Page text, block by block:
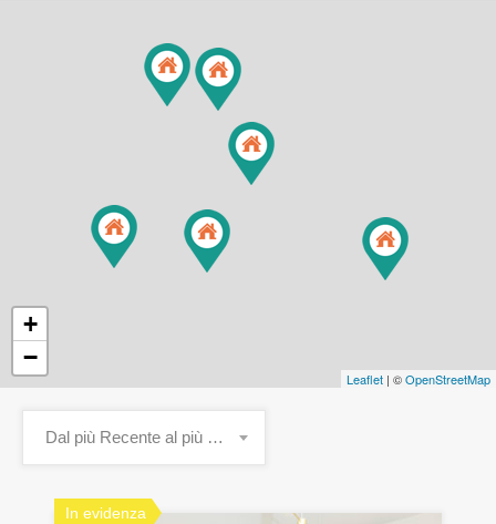
+
−
Leaflet | ©OpenStreetMap
Dal più Recente al più Vecchio
In evidenza